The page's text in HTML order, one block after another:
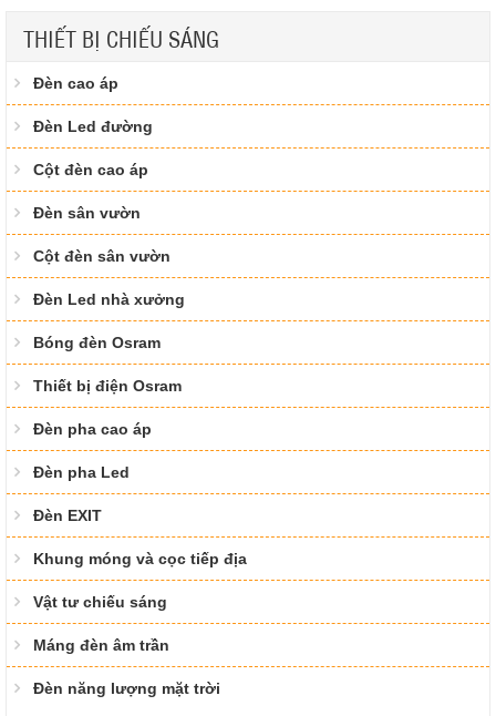
THIẾT BỊ CHIẾU SÁNG
Đèn cao áp
Đèn Led đường
Cột đèn cao áp
Đèn sân vườn
Cột đèn sân vườn
Đèn Led nhà xưởng
Bóng đèn Osram
Thiết bị điện Osram
Đèn pha cao áp
Đèn pha Led
Đèn EXIT
Khung móng và cọc tiếp địa
Vật tư chiếu sáng
Máng đèn âm trần
Đèn năng lượng mặt trời